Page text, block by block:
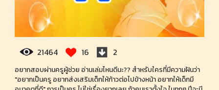
21464 16 2
อยากสอบผ่านครูผู้ช่วย อ่านเล่มไหนดีนะ?? สำหรับใครที่มีความฝันว่า
"อยากเป็นครู อยากส่งเสริมเด็กให้ก้าวต่อไปข้างหน้า อยากให้เด็กมี